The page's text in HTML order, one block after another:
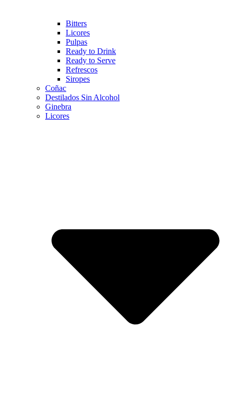
Bitters
Licores
Pulpas
Ready to Drink
Ready to Serve
Refrescos
Siropes
Coñac
Destilados Sin Alcohol
Ginebra
Licores